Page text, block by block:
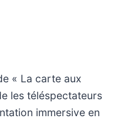
« La carte aux
les téléspectateurs
immersive en